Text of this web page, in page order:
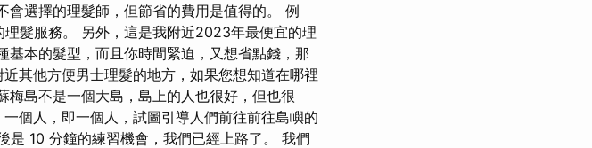
選擇的理髮師，但節省的費用是值得的。 例
髮服務。 另外，這是我附近2023年最便宜的理
本的髮型，而且你時間緊迫，又想省點錢，那
其他方便男士理髮的地方，如果您想知道在哪裡
島不是一個大島，島上的人也很好，但也很
個人，即一個人，試圖引導人們前往前往島嶼的
10 分鐘的練習機會，我們已經上路了。 我們